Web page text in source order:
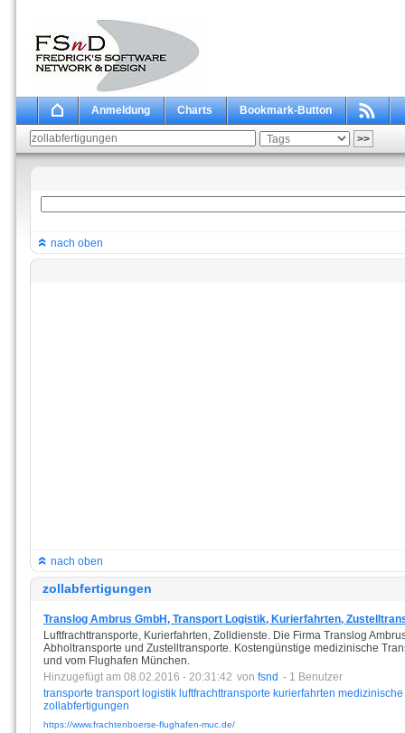
Anmeldung Charts Bookmark-Button
nach oben
nach oben
zollabfertigungen
Translog Ambrus GmbH, Transport Logistik, Kurierfahrten,
Luftfrachttransporte, Kurierfahrten, Zolldienste. Die Firma Translog
Abholtransporte und Zustelltransporte. Kostengünstige medizinische
und vom Flughafen München.
Hinzugefügt am 08.02.2016 - 20:31:42 von fsnd - 1 Benutzer
transporte transport logistik luftfrachttransporte kurierfahrten medizinische
zollabfertigungen
https://www.frachtenboerse-flughafen-muc.de/